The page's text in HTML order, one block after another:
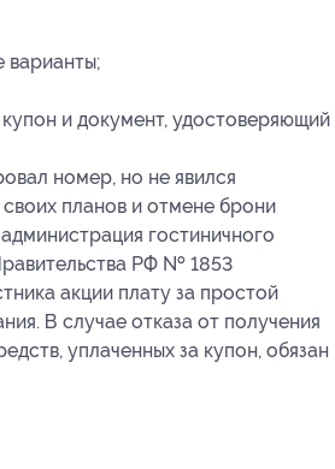
варианты;
и документ, удостоверяющий
номер, но не явился
планов и отмене брони
гостиничного
РФ № 1853
акции плату за простой
В случае отказа от получения
уплаченных за купон, обязан